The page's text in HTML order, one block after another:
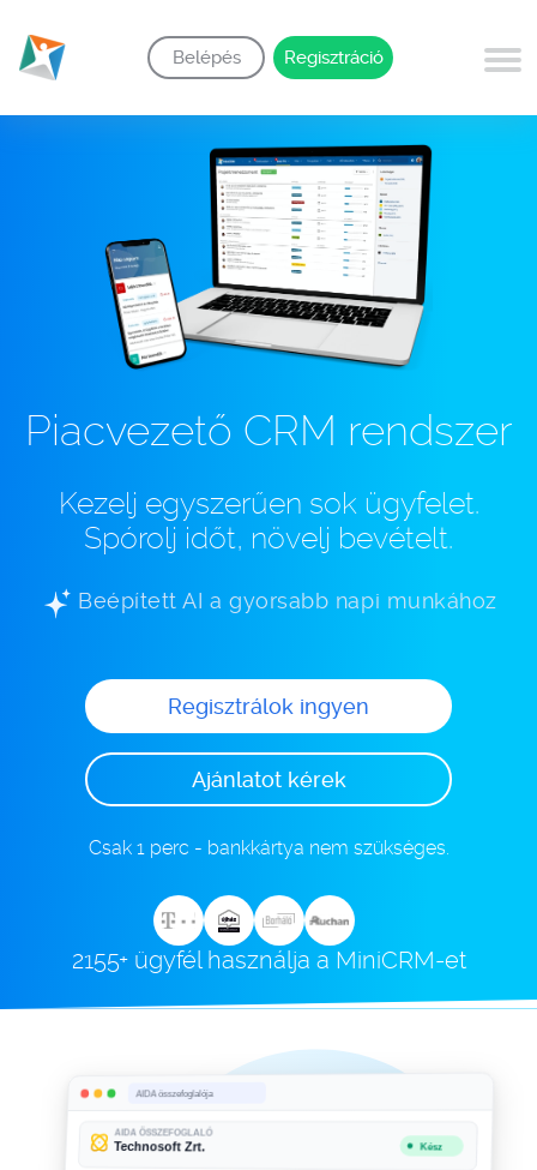
Belépés Regisztráció
Piacvezető CRM rendszer
Kezelj egyszerűen sok ügyfelet.
Spórolj időt, növelj bevételt.
Beépített AI a gyorsabb napi munkához
Regisztrálok ingyen
Ajánlatot kérek
Csak 1 perc - bankkártya nem szükséges.
2155+ ügyfél használja a MiniCRM-et